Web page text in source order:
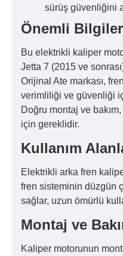
sürüş güvenliğini
Önemli Bilgiler
Bu elektrikli kaliper
Jetta 7 (2015 ve
Orijinal Ate markası,
verimliliği ve güvenliği
Doğru montaj ve bakım,
için gereklidir.
Kullanım
Elektrikli arka fren
fren sisteminin düzgün
sağlar, uzun ömürlü
Montaj ve
Kaliper motorunun